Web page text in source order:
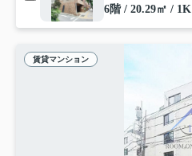
6階 / 20.29㎡ / 1K
賃貸マンション